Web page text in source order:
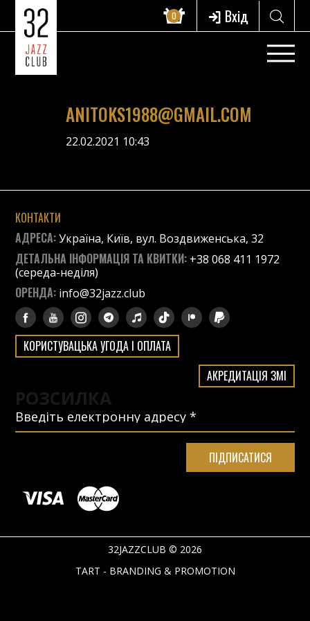
0 Вхід
ANITOKS1988@GMAIL.COM
22.02.2021 10:43
КОНТАКТИ
АДРЕСА:Україна, Київ, вул. Воздвиженська, 32
ДЕТАЛЬНА ІНФОРМАЦІЯ ТА КВИТКИ: +38 068 411 1972
(середа-неділя)
ОРЕНДА: info@32jazz.club
КОРИСТУВАЦЬКА УГОДА І ОПЛАТА
АКРЕДИТАЦІЯ ЗМІ
РОЗСИЛКА
32JAZZCLUB © 2026
TART - BRANDING & PROMOTION